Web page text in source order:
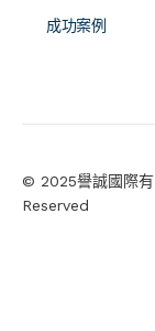
成功案例
© 2025譽誠國際
Reserved